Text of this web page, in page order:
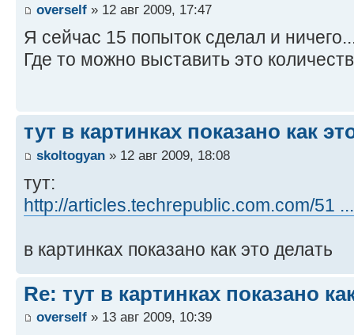
overself » 12 авг 2009, 17:47
Я сейчас 15 попыток сделал и
Где то можно выставить это
тут в картинках показано как
skoltogyan » 12 авг 2009, 18:08
тут:
http://articles.techrepublic.com.com/51
в картинках показано как это делать
Re: тут в картинках показано
overself » 13 авг 2009, 10:39